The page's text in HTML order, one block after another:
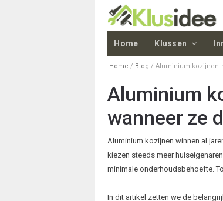
Home Klussen
Home / Blog / Aluminium kozijnen:
Aluminium
wanneer ze
Aluminium kozijnen winnen al
kiezen steeds meer
minimale onderhoudsbehoefte.
In dit artikel zetten we de